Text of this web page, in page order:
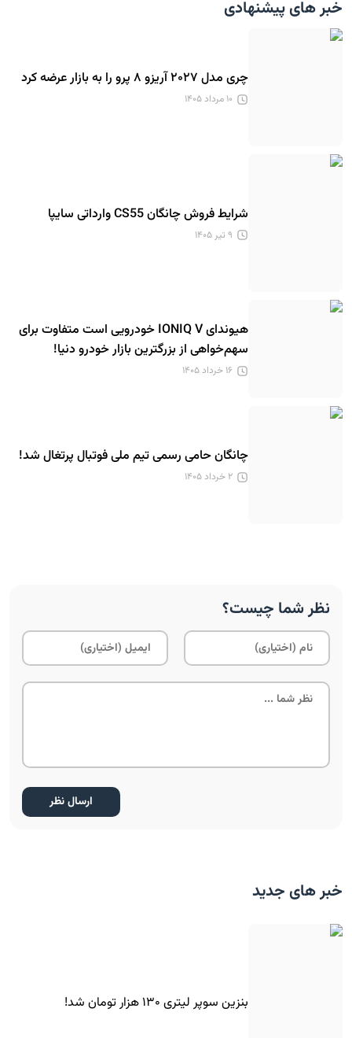
خبر های پیشنهادی
چری مدل ۲۰۲۷ آریزو ۸ پرو را به بازار عرضه کرد
۱۰ مرداد ۱۴۰۵
شرایط فروش چانگان CS55 وارداتی سایپا
۹ تیر ۱۴۰۵
هیوندای IONIQ V خودرویی است متفاوت برای
سهم‌خواهی از بزرگترین بازار خودرو دنیا!
۱۶ خرداد ۱۴۰۵
چانگان حامی رسمی تیم ملی فوتبال پرتغال شد!
۲ خرداد ۱۴۰۵
نظر شما چیست؟
خبر های جدید
بنزین سوپر لیتری ۱۳۰ هزار تومان شد!